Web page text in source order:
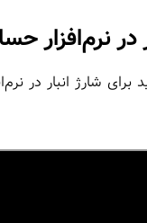
برای شارژ انبار در